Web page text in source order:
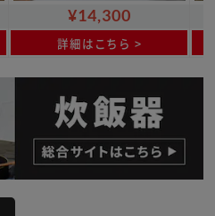
¥14,300
詳細はこちら